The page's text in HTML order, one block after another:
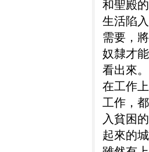
和聖殿
生活陷
需要，
奴隸才
看出來
在工作
工作，
入貧困
起來的